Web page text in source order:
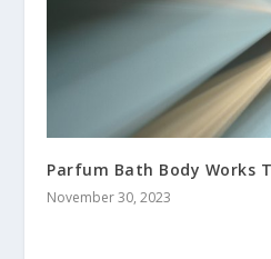
Parfum Bath Body Works
November 30, 2023